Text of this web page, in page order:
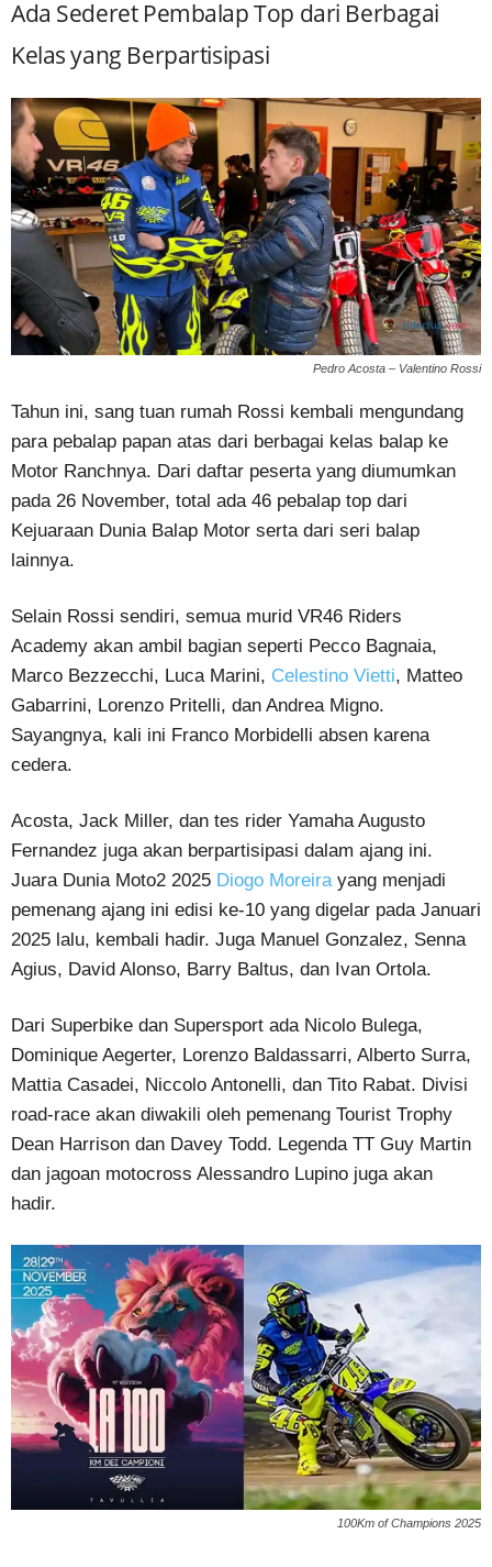
Ada Sederet Pembalap Top dari Berbagai
Kelas yang Berpartisipasi
Pedro Acosta – Valentino Rossi
Tahun ini, sang tuan rumah Rossi kembali mengundang
para pebalap papan atas dari berbagai kelas balap ke
Motor Ranchnya. Dari daftar peserta yang diumumkan
pada 26 November, total ada 46 pebalap top dari
Kejuaraan Dunia Balap Motor serta dari seri balap
lainnya.
Selain Rossi sendiri, semua murid VR46 Riders
Academy akan ambil bagian seperti Pecco Bagnaia,
Marco Bezzecchi, Luca Marini, Celestino Vietti, Matteo
Gabarrini, Lorenzo Pritelli, dan Andrea Migno.
Sayangnya, kali ini Franco Morbidelli absen karena
cedera.
Acosta, Jack Miller, dan tes rider Yamaha Augusto
Fernandez juga akan berpartisipasi dalam ajang ini.
Juara Dunia Moto2 2025 Diogo Moreirayang menjadi
pemenang ajang ini edisi ke-10 yang digelar pada Januari
2025 lalu, kembali hadir. Juga Manuel Gonzalez, Senna
Agius, David Alonso, Barry Baltus, dan Ivan Ortola.
Dari Superbike dan Supersport ada Nicolo Bulega,
Dominique Aegerter, Lorenzo Baldassarri, Alberto Surra,
Mattia Casadei, Niccolo Antonelli, dan Tito Rabat. Divisi
road-race akan diwakili oleh pemenang Tourist Trophy
Dean Harrison dan Davey Todd. Legenda TT Guy Martin
dan jagoan motocross Alessandro Lupino juga akan
hadir.
100Km of Champions 2025